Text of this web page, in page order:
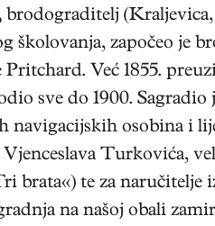
brodograditelj
školovanja, započeo je
Pritchard. Već 1855.
sve do 1900. Sagradio
navigacijskih osobina i
Turkovića,
brata«) te za
na našoj obali